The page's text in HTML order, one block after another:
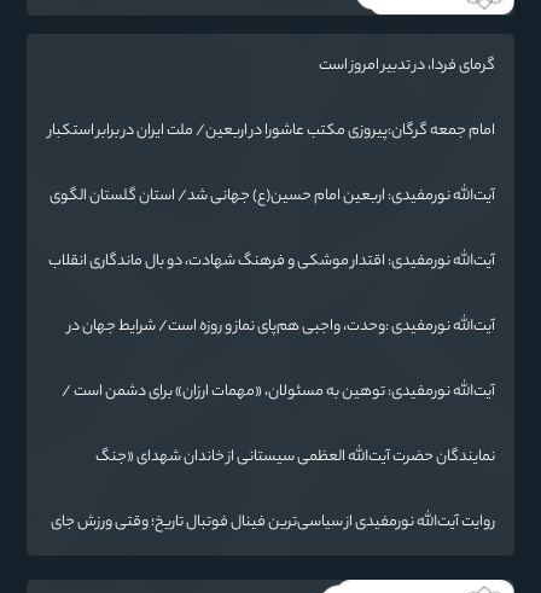
گرمای فردا، در تدبیر امروز است
امام جمعه گرگان:پیروزی مکتب عاشورا در اربعین/ ملت ایران در برابر استکبار
آیت‌الله نورمفیدی: اربعین امام حسین(ع) جهانی شد/ استان گلستان الگوی
آیت‌الله نورمفیدی: اقتدار موشکی و فرهنگ شهادت، دو بال ماندگاری انقلاب
آیت‌الله نورمفیدی :وحدت، واجبی هم‌پای نماز و روزه است/ شرایط جهان در
آیت‌الله نورمفیدی: توهین به مسئولان، «مهمات ارزان» برای دشمن است /
نمایندگان حضرت آیت‌الله العظمی سیستانی از خاندان شهدای «جنگ
روایت آیت‌الله نورمفیدی از سیاسی‌ترین فینال فوتبال تاریخ؛ وقتی ورزش جای